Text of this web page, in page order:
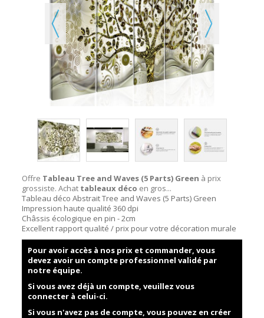
Offre Tableau Tree and Waves (5 Parts) Green à prix
grossiste. Achat tableaux déco en gros...
Tableau déco Abstrait Tree and Waves (5 Parts) Green
Impression haute qualité 360 dpi
Châssis écologique en pin - 2cm
Excellent rapport qualité / prix pour votre décoration murale
Pour avoir accès à nos prix et commander, vous
devez avoir un compte professionnel validé par
notre équipe.
Si vous avez déjà un compte, veuillez vous
connecter à celui-ci.
Si vous n'avez pas de compte, vous pouvez en créer